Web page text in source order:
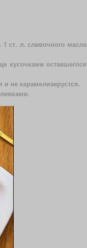
ст. л. сливочного масла
кусочками оставшегося
не карамелизирустся.